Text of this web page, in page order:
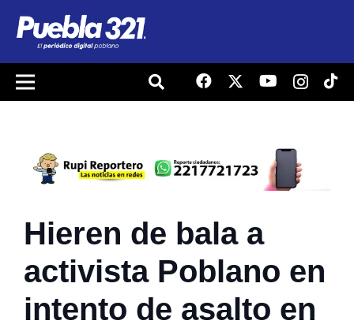
Hieren de bala a
activista Poblano en
intento de asalto en